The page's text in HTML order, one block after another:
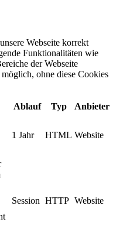
Webseite korrekt
Funktionalitäten wie
der Webseite
ohne diese Cookies
Ablauf Typ Anbieter
1 Jahr HTML Website
Session HTTP Website